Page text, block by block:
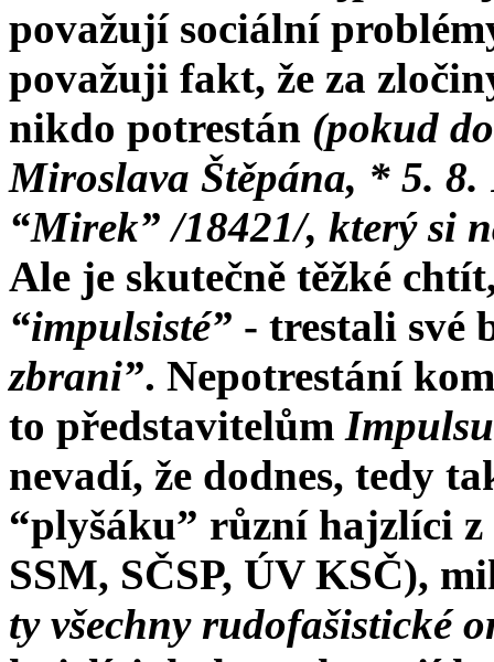
považují sociální
považuji fakt, že za
nikdo potrestán (pokud
Miroslava Štěpána, * 5.
“Mirek” /18421/, který si
Ale je skutečně těžké
“impulsisté” - trestali své
zbrani”. Nepotrestání
to představitelům
nevadí, že dodnes, tedy
“plyšáku” různí hajzlíci
SSM, SČSP, ÚV KSČ),
ty všechny rudofašistické